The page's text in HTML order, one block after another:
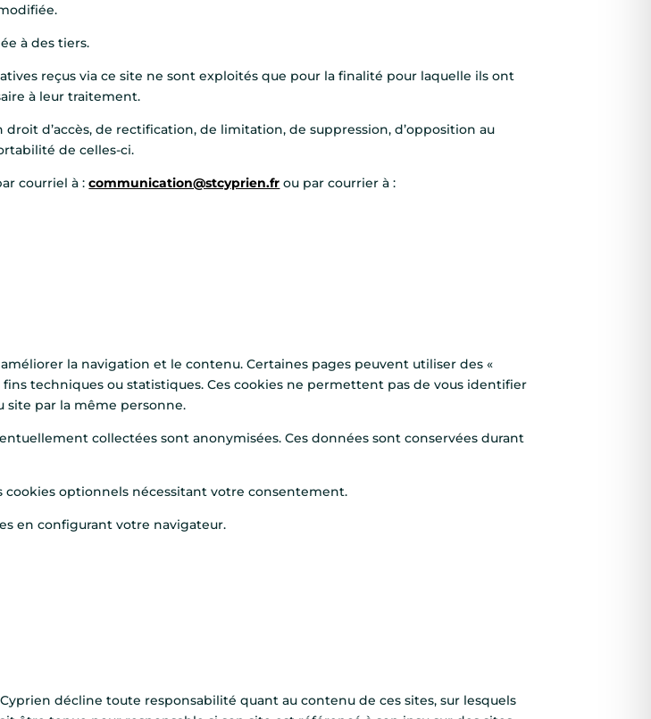
à des tiers.
reçus via ce site ne sont exploités que pour la finalité pour laquelle ils ont
à leur traitement.
d’accès, de rectification, de limitation, de suppression, d’opposition au
de celles-ci.
courriel à :communication@stcyprien.fr ou par courrier à :
la navigation et le contenu. Certaines pages peuvent utiliser des «
techniques ou statistiques. Ces cookies ne permettent pas de vous identifier
site par la même personne.
collectées sont anonymisées. Ces données sont conservées durant
optionnels nécessitant votre consentement.
en configurant votre navigateur.
décline toute responsabilité quant au contenu de ces sites, sur lesquels